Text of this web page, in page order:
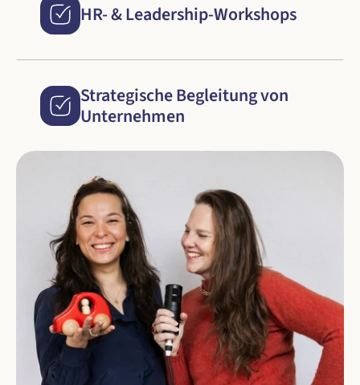
HR- & Leadership-Workshops
Strategische Begleitung von
Unternehmen